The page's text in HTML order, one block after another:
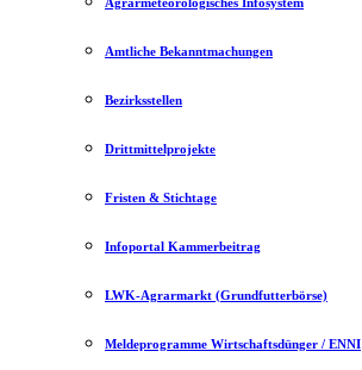
Amtliche Bekanntmachungen
Bezirksstellen
Drittmittelprojekte
Fristen & Stichtage
Infoportal Kammerbeitrag
LWK-Agrarmarkt (Grundfutterbörse)
Meldeprogramme Wirtschaftsdünger / ENNI